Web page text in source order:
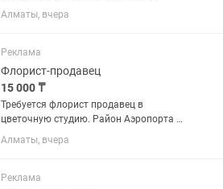
Требования: Пунктуальность и
Алматы, вчера
Реклама
Флорист-продавец
15 000 ₸
Требуется флорист продавец в
цветочную студию. Район Аэропорта и
рынка Алтай. График работы 2/2 с 8:00
до 23:00. Оплата ежедневная. НЕ
Алматы, вчера
Реклама